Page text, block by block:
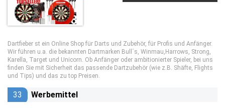
Dartfieber st ein Online Shop für Darts und Zubehör, für Profis und Anfänger.
Wir führen u.a. die bekannten Dartmarken Bull´s, Winmau,Harrows, Strong,
Karella, Target und Unicorn. Ob Anfänger oder ambitionierter Spieler, bei uns
finden Sie mit Sicherheit das passende Dartzubehör (wie z.B. Shäfte, Flights
und Tips) und das zu top Preisen.
33 Werbemittel